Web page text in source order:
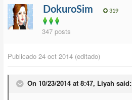
DokuroSim 319
347 posts
Publicado 24 oct 2014 (editado)
On 10/23/2014 at 8:47, Liyah said: